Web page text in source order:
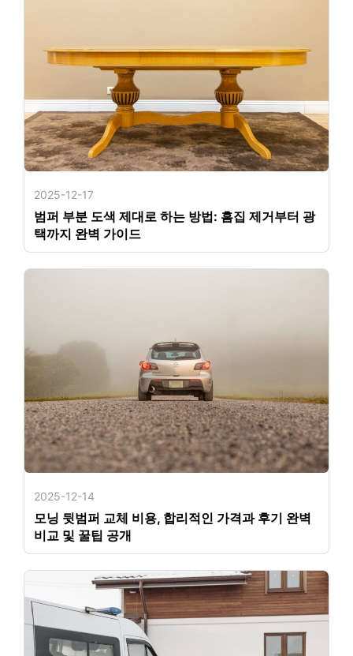
2025-12-17
범퍼 부분 도색 제대로 하는 방법: 흠집 제거부터 광
택까지 완벽 가이드
2025-12-14
모닝 뒷범퍼 교체 비용, 합리적인 가격과 후기 완벽
비교 및 꿀팁 공개